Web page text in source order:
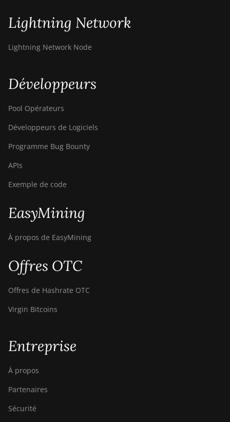
Lightning Network
Lightning Network Node
Développeurs
Pool Opérateurs
Développeurs de Logiciels
Programme Bug Bounty
APIs
Exemple de code
EasyMining
À propos de EasyMining
Offres OTC
Offres de Hashrate OTC
Virgin Bitcoins
Entreprise
À propos
Partenaires
Sécurité